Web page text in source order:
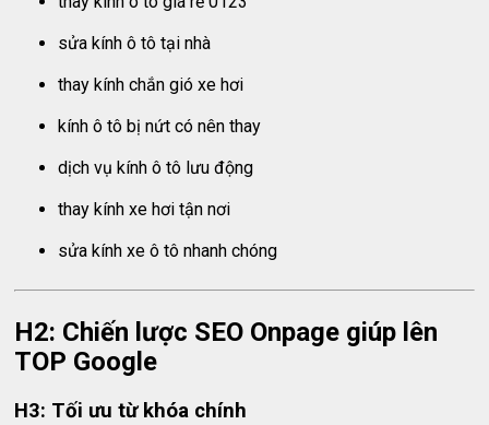
sửa kính ô tô tại nhà
thay kính chắn gió xe hơi
kính ô tô bị nứt có nên thay
dịch vụ kính ô tô lưu động
thay kính xe hơi tận nơi
sửa kính xe ô tô nhanh chóng
H2: Chiến lược SEO Onpage giúp lên
TOP Google
H3: Tối ưu từ khóa chính